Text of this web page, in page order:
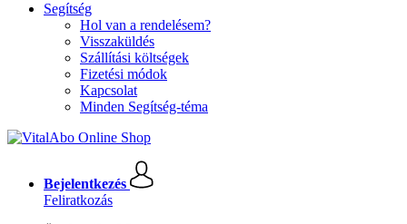
Segítség
Hol van a rendelésem?
Visszaküldés
Szállítási költségek
Fizetési módok
Kapcsolat
Minden Segítség-téma
Bejelentkezés
Feliratkozás